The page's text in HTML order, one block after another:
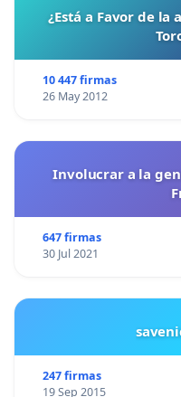
¿Está a Favor de
10 447 firmas
26 May 2012
Involucrar a la
647 firmas
30 Jul 2021
247 firmas
19 Sep 2015